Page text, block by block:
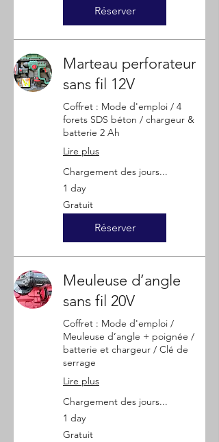
Réserver
Marteau perforateur
sans fil 12V
Coffret : Mode d'emploi / 4
forets SDS béton / chargeur &
batterie 2 Ah
Lire plus
Chargement des jours...
1 day
Gratuit
Gratuit
Réserver
Meuleuse d’angle
sans fil 20V
Coffret : Mode d'emploi /
Meuleuse d’angle + poignée /
batterie et chargeur / Clé de
serrage
Lire plus
Chargement des jours...
1 day
Gratuit
Gratuit